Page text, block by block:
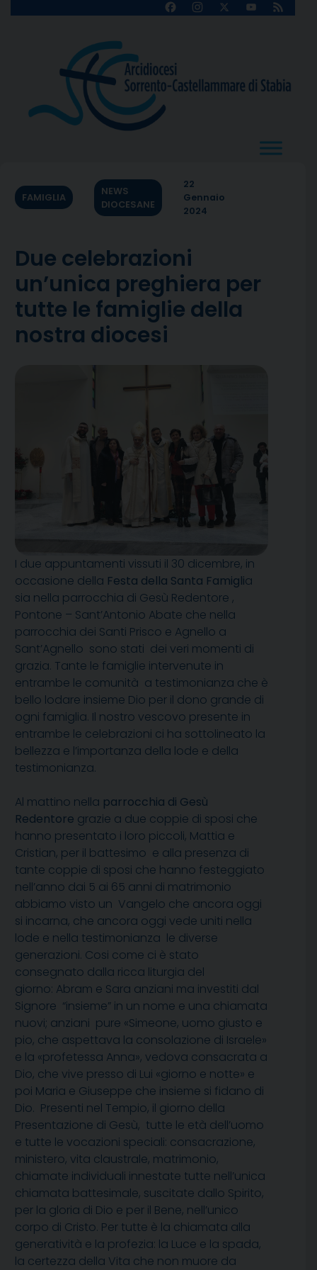
FacebookInstagram
X
YouTube
Feed
FAMIGLIA
NEWS
DIOCESANE
22
Gennaio
2024
Due celebrazioni
un’unica preghiera per
tutte le famiglie della
nostra diocesi
I due appuntamenti vissuti il 30 dicembre, in
occasione della Festa della Santa Famiglia
sia nella parrocchia di Gesù Redentore ,
Pontone – Sant’Antonio Abate che nella
parrocchia dei Santi Prisco e Agnello a
Sant’Agnello sono stati dei veri momenti di
grazia. Tante le famiglie intervenute in
entrambe le comunità a testimonianza che è
bello lodare insieme Dio per il dono grande di
ogni famiglia. Il nostro vescovo presente in
entrambe le celebrazioni ci ha sottolineato la
bellezza e l’importanza della lode e della
testimonianza.
Al mattino nella parrocchia di Gesù
Redentore grazie a due coppie di sposi che
hanno presentato i loro piccoli, Mattia e
Cristian, per il battesimo e alla presenza di
tante coppie di sposi che hanno festeggiato
nell’anno dai 5 ai 65 anni di matrimonio
abbiamo visto un Vangelo che ancora oggi
si incarna, che ancora oggi vede uniti nella
lode e nella testimonianza le diverse
generazioni. Cosi come ci è stato
consegnato dalla ricca liturgia del
giorno: Abram e Sara anziani ma investiti dal
Signore “insieme” in un nome e una chiamata
nuovi; anziani pure «Simeone, uomo giusto e
pio, che aspettava la consolazione di Israele»
e la «profetessa Anna», vedova consacrata a
Dio, che vive presso di Lui «giorno e notte» e
poi Maria e Giuseppe che insieme si fidano di
Dio. Presenti nel Tempio, il giorno della
Presentazione di Gesù, tutte le età dell’uomo
e tutte le vocazioni speciali: consacrazione,
ministero, vita claustrale, matrimonio,
chiamate individuali innestate tutte nell’unica
chiamata battesimale, suscitate dallo Spirito,
per la gloria di Dio e per il Bene, nell’unico
corpo di Cristo. Per tutte è la chiamata alla
generatività e la profezia: la Luce e la spada,
la certezza della Vita che non muore da